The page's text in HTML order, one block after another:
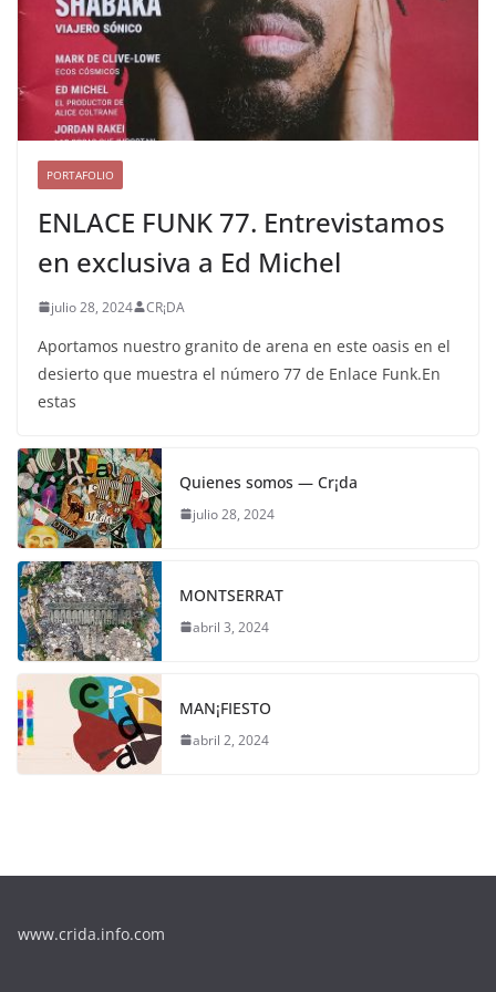
PORTAFOLIO
ENLACE FUNK 77. Entrevistamos
en exclusiva a Ed Michel
julio 28, 2024 CR¡DA
Aportamos nuestro granito de arena en este oasis en el
desierto que muestra el número 77 de Enlace Funk.En
estas
Quienes somos — Cr¡da
julio 28, 2024
MONTSERRAT
abril 3, 2024
MAN¡FIESTO
abril 2, 2024
www.crida.info.com